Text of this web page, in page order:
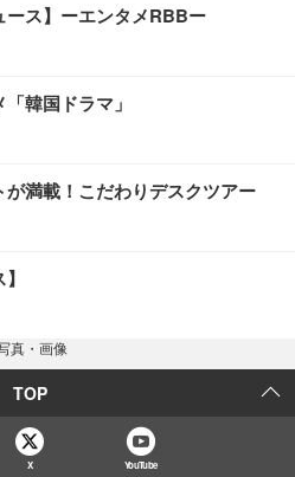
ース】ーエンタメRBBー
韓国ドラマ」
満載！こだわりデスクツアー
真・画像
TOP
X YouTube